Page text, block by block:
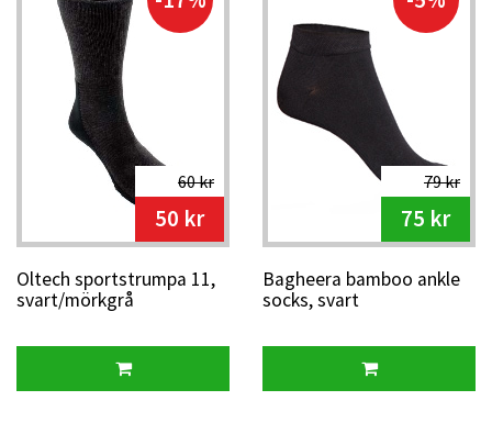
komplement till
orienteringsbyxor ellervintertightsnär du
tränar i kallare väder.
Strumpor för löpning på asfalt, stig och terräng
Finns i olika längder, tjocklek och kompression
Utvecklade för att minska skav, blåsor och
fuktsamling
60 kr
50 kr
Oltech sportstrumpa 11,
svart/mörkgrå
79 kr
75 kr
Bagheera bamboo ankle
socks, svart